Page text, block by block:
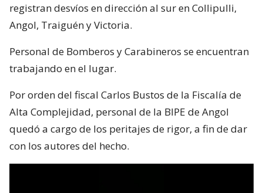
registran desvíos en dirección al sur en Collipulli,
Angol, Traiguén y Victoria.
Personal de Bomberos y Carabineros se encuentran
trabajando en el lugar.
Por orden del fiscal Carlos Bustos de la Fiscalía de
Alta Complejidad, personal de la BIPE de Angol
quedó a cargo de los peritajes de rigor, a fin de dar
con los autores del hecho.